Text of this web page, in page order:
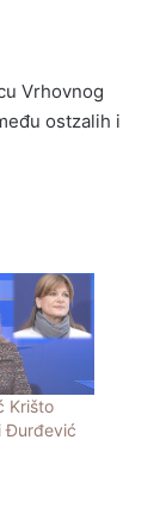
Vrhovnog
ostzalih i
Krišto
Đurđević